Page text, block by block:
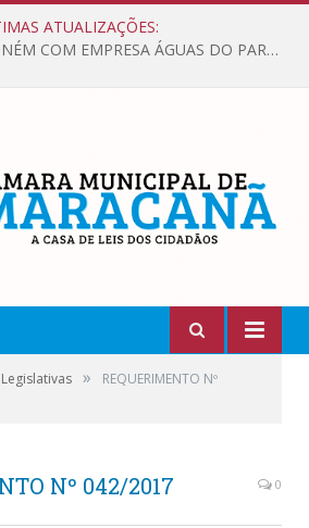
ATUALIZAÇÕES:
VEREADORES SE REUNÉM COM EMPRESA ÁGUAS DO PARÁ, PARA APRESENTAR REIVINDICAÇÕES E MELHORIAS NA QUALIDADE DOS SERVIÇOS OFERECIDOS Á POPULAÇÃO.
»
REQUERIMENTO Nº
Nº 042/2017 0